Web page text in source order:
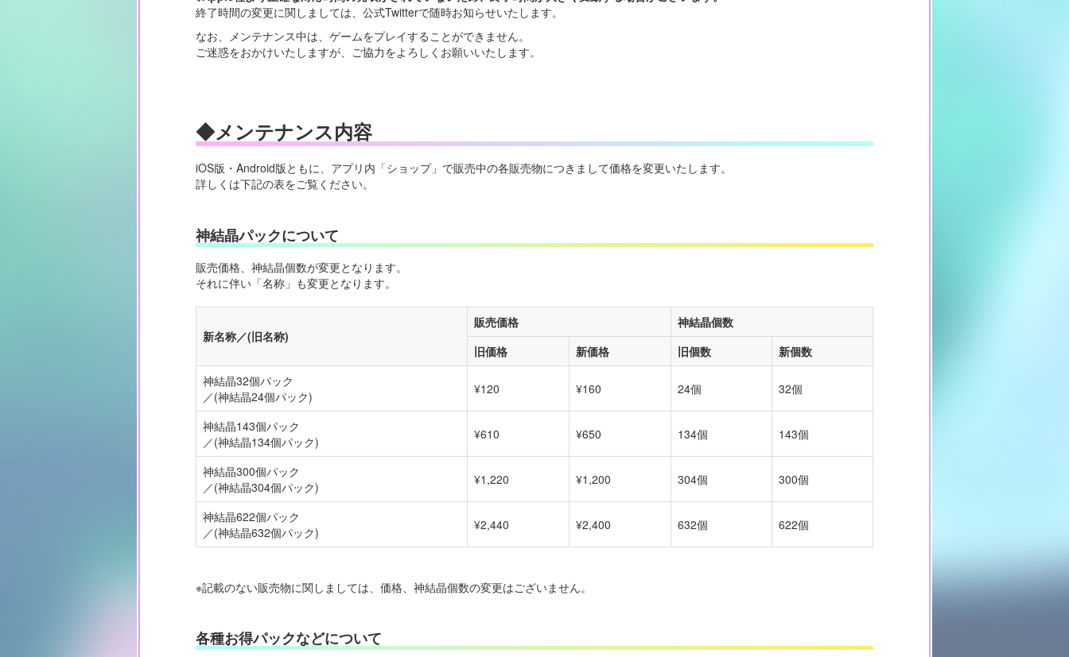
終了時間の変更に関しましては、公式Twitterで随時お知らせいたします。
なお、メンテナンス中は、ゲームをプレイすることができません。
ご迷惑をおかけいたしますが、ご協力をよろしくお願いいたします。
◆メンテナンス内容
iOS版・Android版ともに、アプリ内「ショップ」で販売中の各販売物につきまして価格を変更いたします。
詳しくは下記の表をご覧ください。
神結晶パックについて
販売価格、神結晶個数が変更となります。
それに伴い「名称」も変更となります。
新名称／(旧名称)
販売価格
神結晶個数
旧価格
新価格 旧個数
新個数
神結晶32個パック
／(神結晶24個パック)
¥120 ¥160 24個 32個
神結晶143個パック
／(神結晶134個パック)
¥610 ¥650 134個 143個
神結晶300個パック
／(神結晶304個パック)
¥1,220 ¥1,200 304個 300個
神結晶622個パック
／(神結晶632個パック)
¥2,440 ¥2,400 632個 622個
※記載のない販売物に関しましては、価格、神結晶個数の変更はございません。
各種お得パックなどについて